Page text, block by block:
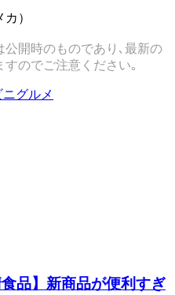
）
開時のものであり､最新の
のでご注意ください｡
ニグルメ
品】新商品が便利すぎ